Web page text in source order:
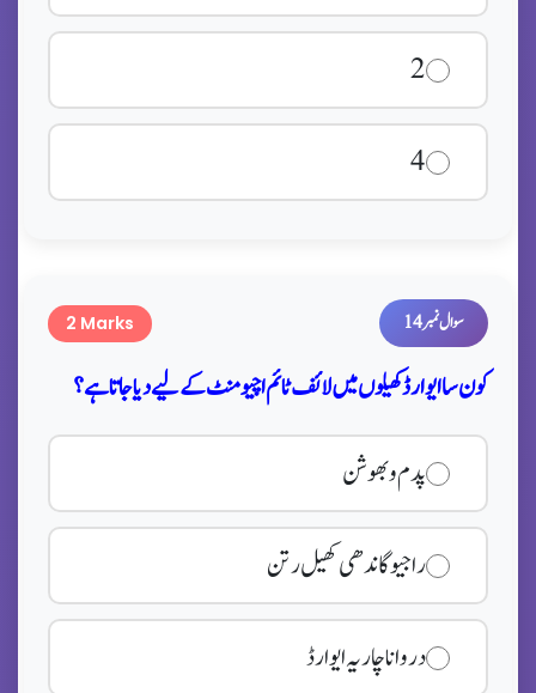
2
4
2 Marks سوال نمبر 14
کون سا ایوارڈ کھیلوں میں لائف ٹائم اچیومنٹ کے لیے دیا جاتا ہے؟
پدم وبھوشن
راجیو گاندھی کھیل رتن
درواناچاریہ ایوارڈ